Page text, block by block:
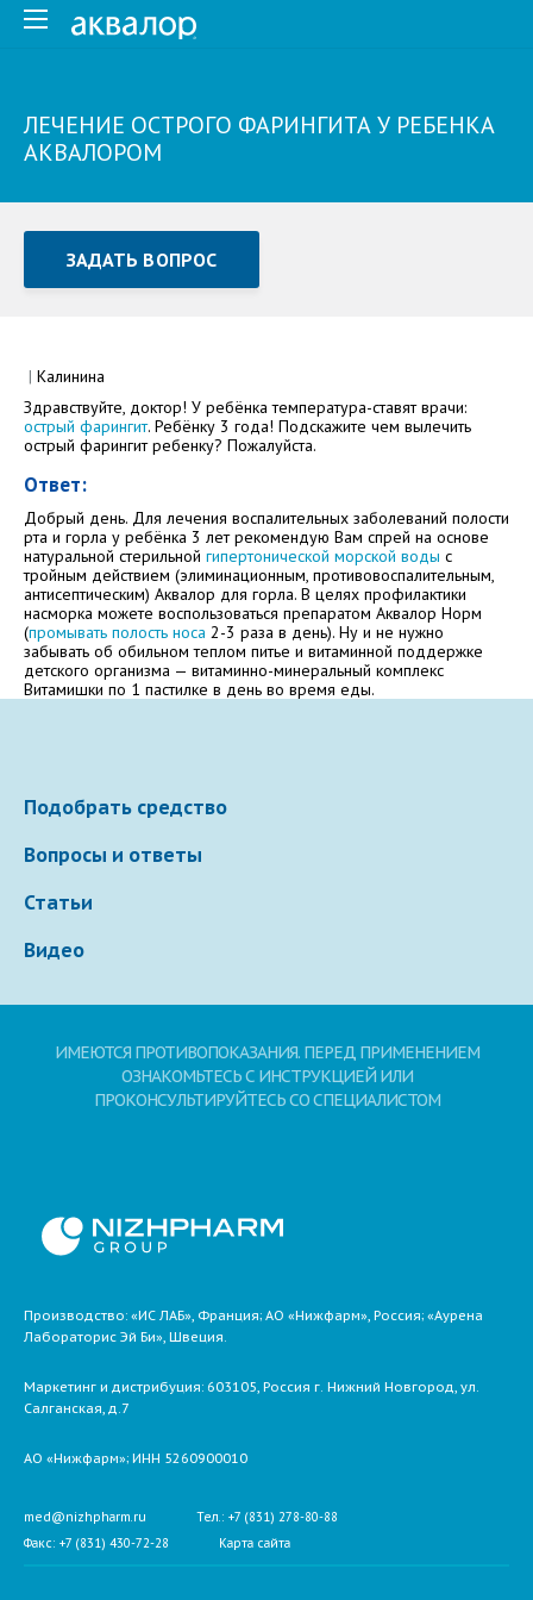
ЛЕЧЕНИЕ ОСТРОГО ФАРИНГИТА У РЕБЕНКА
АКВАЛОРОМ
ЗАДАТЬ ВОПРОС
Как Вас зовут
Электронная почта
Ваше сообщение
соглашение
| Калинина
Здравствуйте, доктор! У ребёнка температура-ставят врачи:
острый фарингит. Ребёнку 3 года! Подскажите чем вылечить
острый фарингит ребенку? Пожалуйста.
Ответ:
Добрый день. Для лечения воспалительных заболеваний полости
рта и горла у ребёнка 3 лет рекомендую Вам спрей на основе
натуральной стерильной гипертонической морской воды с
тройным действием (элиминационным, противовоспалительным,
антисептическим) Аквалор для горла. В целях профилактики
насморка можете воспользоваться препаратом Аквалор Норм
(промывать полость носа 2-3 раза в день). Ну и не нужно
забывать об обильном теплом питье и витаминной поддержке
детского организма — витаминно-минеральный комплекс
Витамишки по 1 пастилке в день во время еды.
Подобрать средство
Вопросы и ответы
Статьи
Видео
ИМЕЮТСЯ ПРОТИВОПОКАЗАНИЯ. ПЕРЕД ПРИМЕНЕНИЕМ
ОЗНАКОМЬТЕСЬ С ИНСТРУКЦИЕЙ ИЛИ
ПРОКОНСУЛЬТИРУЙТЕСЬ СО СПЕЦИАЛИСТОМ
Производство: «ИС ЛАБ», Франция; АО «Нижфарм», Россия; «Аурена
Лабораторис Эй Би», Швеция.
Маркетинг и дистрибуция: 603105, Россия г. Нижний Новгород, ул.
Салганская, д.7
АО «Нижфарм»; ИНН 5260900010
med@nizhpharm.ru
Тел.: +7 (831) 278-80-88
Факс: +7 (831) 430-72-28
Карта сайта